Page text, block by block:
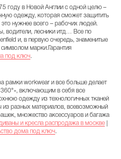
году в Новой Англии с одной целю –
одежду, которая сможет защитить
нужнее всего – рабочих людей.
водители, лесники итд… Все по
и, в первую очередь, знаменитые
символом марки. Гарантия
под ключ.
рамки workwear и все больше делает
360°», включающим в себя все
одежду из технологичных тканей
разных материалов, всевозможный
множество аксессуаров и багажа
диваны и кресла распродажа в москве
дома под ключ.